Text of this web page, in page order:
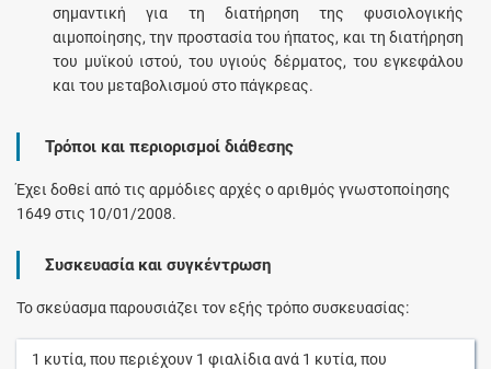
σημαντική για τη διατήρηση της φυσιολογικής
αιμοποίησης, την προστασία του ήπατος, και τη διατήρηση
του μυϊκού ιστού, του υγιούς δέρματος, του εγκεφάλου
και του μεταβολισμού στο πάγκρεας.
Τρόποι και περιορισμοί διάθεσης
Έχει δοθεί από τις αρμόδιες αρχές ο αριθμός γνωστοποίησης
1649 στις 10/01/2008.
Συσκευασία και συγκέντρωση
Το σκεύασμα παρουσιάζει τον εξής τρόπο συσκευασίας:
1 κυτία, που περιέχουν 1 φιαλίδιαανά 1 κυτία, που